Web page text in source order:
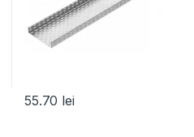
55.70 lei